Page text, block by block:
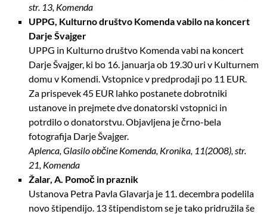
str. 13, Komenda
UPPG, Kulturno društvo Komenda vabilo na koncert
Darje Švajger
UPPG in Kulturno društvo Komenda vabi na koncert
Darje Švajger, ki bo 16. januarja ob 19.30 uri v Kulturnem
domu v Komendi. Vstopnice v predprodaji po 11 EUR.
Za prispevek 45 EUR lahko postanete dobrotniki
ustanove in prejmete dve donatorski vstopnici in
potrdilo o donatorstvu. Objavljena je črno-bela
fotografija Darje Švajger.
Aplenca, Glasilo občine Komenda, Kronika, 11(2008), str.
21, Komenda
Žalar, A. Pomoč in praznik
Ustanova Petra Pavla Glavarja je 11. decembra podelila
novo štipendijo. 13 štipendistom se je tako pridružila še